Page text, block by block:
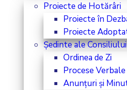
Proiecte de Hotărâri
Proiecte în
Proiecte
Ședinte ale
Ordinea de Zi
Procese Verbale
Anunțuri și